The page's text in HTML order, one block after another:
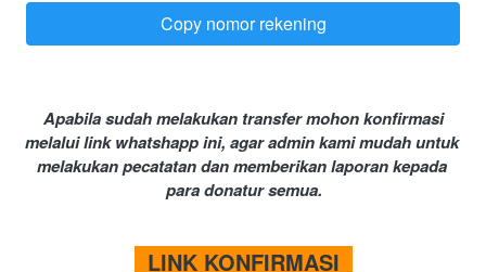
`
Copy nomor rekening
Apabila sudah melakukan transfer mohon konfirmasi
melalui link whatshapp ini, agar admin kami mudah untuk
melakukan pecatatan dan memberikan laporan kepada
para donatur semua.
  LINK KONFIRMASI